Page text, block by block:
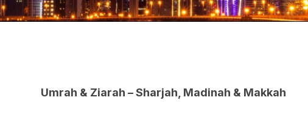
Umrah & Ziarah – Sharjah, Madinah & Makkah